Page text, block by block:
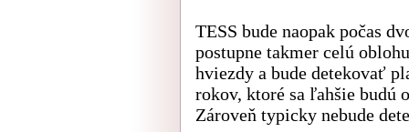
TESS bude naopak počas
postupne takmer celú
hviezdy a bude detekovať
rokov, ktoré sa ľahšie budú
Zároveň typicky nebude